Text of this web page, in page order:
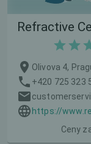
Refractive
Olivova 4,
+420 725 323
https://
Ceny